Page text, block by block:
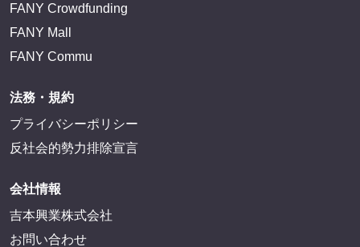
FANY Crowdfunding
FANY Mall
FANY Commu
法務・規約
プライバシーポリシー
反社会的勢力排除宣言
会社情報
吉本興業株式会社
お問い合わせ